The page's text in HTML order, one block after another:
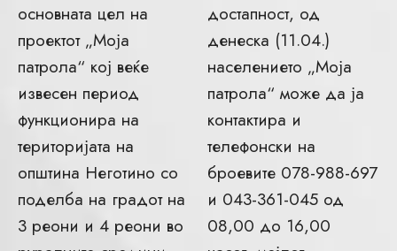
основната цел на
проектот „Моја
патрола“ кој веќе
извесен период
функционира на
територијата на
општина Неготино со
поделба на градот на
3 реони и 4 реони во
достапност, од
денеска (11.04.)
населението „Моја
патрола“ може да ја
контактира и
телефонски на
броевите 078-988-697
и 043-361-045 од
08,00 до 16,00